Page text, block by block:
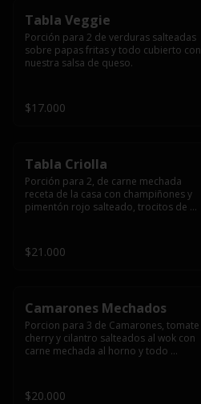
Tabla Veggie
Porción para 2 de verduras salteadas
sobre papas fritas y todo cubierto con
nuestra salsa de queso.
$17.000
Tabla Criolla
Porción para 2, de carne mechada
receta de la casa con champiñones y
pimentón rojo salteado, trocitos de
papas fritas.
$21.000
Camarones Mechados
Porcion para 3 de Camarones, tomate
cherry y cilantro salteados al wok con
carne mechada al horno y todo
casera.
$20.000